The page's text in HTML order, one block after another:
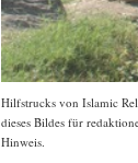
Hilfstrucks von Islamic
dieses Bildes für
Hinweis.